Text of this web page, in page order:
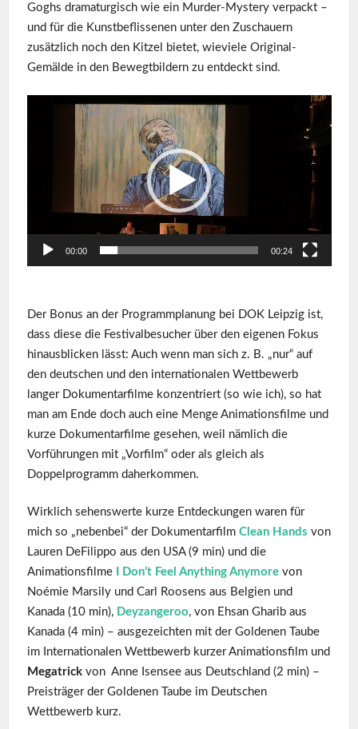
Goghs dramaturgisch wie ein Murder-Mystery verpackt –
und für die Kunstbeflissenen unter den Zuschauern
zusätzlich noch den Kitzel bietet, wieviele Original-
Gemälde in den Bewegtbildern zu entdeckt sind.
00:00 00:24
Der Bonus an der Programmplanung bei DOK Leipzig ist,
dass diese die Festivalbesucher über den eigenen Fokus
hinausblicken lässt: Auch wenn man sich z. B. „nur“ auf
den deutschen und den internationalen Wettbewerb
langer Dokumentarfilme konzentriert (so wie ich), so hat
man am Ende doch auch eine Menge Animationsfilme und
kurze Dokumentarfilme gesehen, weil nämlich die
Vorführungen mit „Vorfilm“ oder als gleich als
Doppelprogramm daherkommen.
Wirklich sehenswerte kurze Entdeckungen waren für
mich so „nebenbei“ der Dokumentarfilm Clean Hands von
Lauren DeFilippo aus den USA (9 min) und die
Animationsfilme
I Don’t Feel Anything Anymore von
Noémie Marsily und Carl Roosens aus Belgien und
Kanada (10 min), Deyzangeroo, von Ehsan Gharib aus
Kanada (4 min) – ausgezeichten mit der Goldenen Taube
im Internationalen Wettbewerb kurzer Animationsfilm und
Megatrick von Anne Isensee aus Deutschland (2 min) –
Preisträger der Goldenen Taube im Deutschen
Wettbewerb kurz.